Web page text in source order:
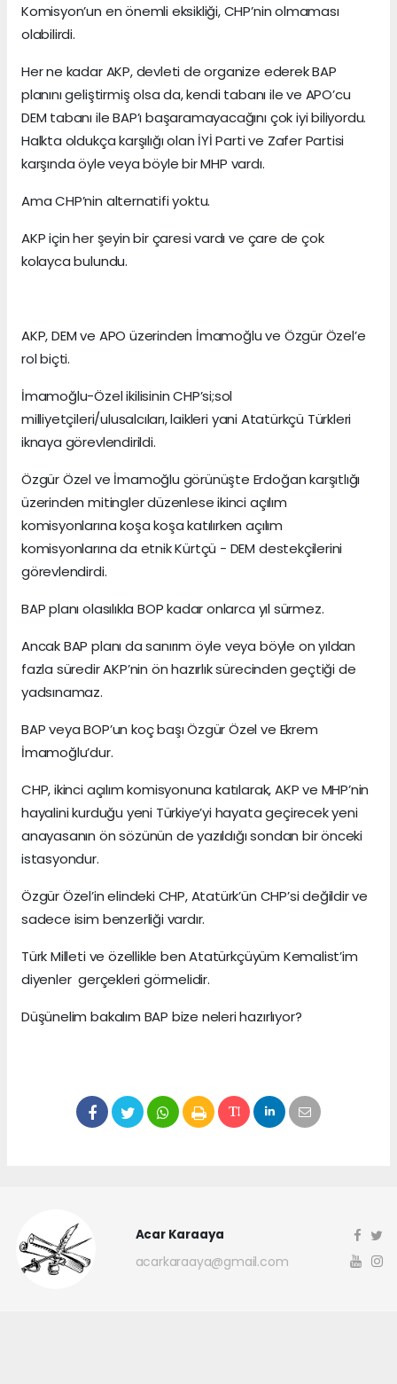
Komisyon’un en önemli eksikliği, CHP’nin olmaması
olabilirdi.
Her ne kadar AKP, devleti de organize ederek BAP
planını geliştirmiş olsa da, kendi tabanı ile ve APO’cu
DEM tabanı ile BAP’ı başaramayacağını çok iyi biliyordu.
Halkta oldukça karşılığı olan İYİ Parti ve Zafer Partisi
karşında öyle veya böyle bir MHP vardı.
Ama CHP’nin alternatifi yoktu.
AKP için her şeyin bir çaresi vardı ve çare de çok
kolayca bulundu.
AKP, DEM ve APO üzerinden İmamoğlu ve Özgür Özel’e
rol biçti.
İmamoğlu-Özel ikilisinin CHP’si;sol
milliyetçileri/ulusalcıları, laikleri yani Atatürkçü Türkleri
iknaya görevlendirildi.
Özgür Özel ve İmamoğlu görünüşte Erdoğan karşıtlığı
üzerinden mitingler düzenlese ikinci açılım
komisyonlarına koşa koşa katılırken açılım
komisyonlarına da etnik Kürtçü - DEM destekçilerini
görevlendirdi.
BAP planı olasılıkla BOP kadar onlarca yıl sürmez.
Ancak BAP planı da sanırım öyle veya böyle on yıldan
fazla süredir AKP’nin ön hazırlık sürecinden geçtiği de
yadsınamaz.
BAP veya BOP’un koç başı Özgür Özel ve Ekrem
İmamoğlu’dur.
CHP, ikinci açılım komisyonuna katılarak, AKP ve MHP’nin
hayalini kurduğu yeni Türkiye’yi hayata geçirecek yeni
anayasanın ön sözünün de yazıldığı sondan bir önceki
istasyondur.
Özgür Özel’in elindeki CHP, Atatürk’ün CHP’si değildir ve
sadece isim benzerliği vardır.
Türk Milleti ve özellikle ben Atatürkçüyüm Kemalist’im
diyenler gerçekleri görmelidir.
Düşünelim bakalım BAP bize neleri hazırlıyor?
Acar Karaaya
acarkaraaya@gmail.com